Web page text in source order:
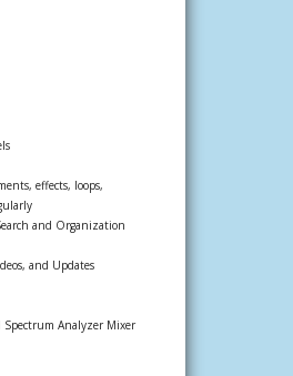
effects, loops,
and Organization
and Updates
Spectrum Analyzer Mixer